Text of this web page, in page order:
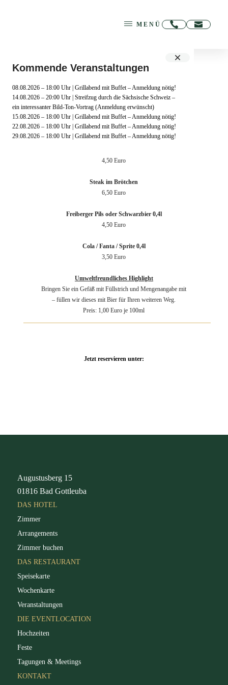
MENÜ
Kommende Veranstaltungen
08.08.2026 – 18:00 Uhr | Grillabend mit Buffet – Anmeldung nötig!
14.08.2026 – 20:00 Uhr | Streifzug durch die Sächsische Schweiz –
ein interessanter Bild-Ton-Vortrag (Anmeldung erwünscht)
15.08.2026 – 18:00 Uhr | Grillabend mit Buffet – Anmeldung nötig!
22.08.2026 – 18:00 Uhr | Grillabend mit Buffet – Anmeldung nötig!
29.08.2026 – 18:00 Uhr | Grillabend mit Buffet – Anmeldung nötig!
Himmelfahrt /
Männertag
Leckeres vom Grill & Kalte Getränke ab 09:00 Uhr
29.05.2025
4,50 Euro
Steak im Brötchen
6,50 Euro
Freiberger Pils oder Schwarzbier 0,4l
4,50 Euro
Cola / Fanta / Sprite 0,4l
3,50 Euro
Umweltfreundliches Highlight
Bringen Sie ein Gefäß mit Füllstrich und Mengenangabe mit
– füllen wir dieses mit Bier für Ihren weiteren Weg.
Preis: 1,00 Euro je 100ml
Jetzt reservieren unter:
Augustusberg 15
01816 Bad Gottleuba
DAS HOTEL
Zimmer
Arrangements
Zimmer buchen
DAS RESTAURANT
Speisekarte
Wochenkarte
Veranstaltungen
DIE EVENTLOCATION
Hochzeiten
Feste
Tagungen & Meetings
KONTAKT